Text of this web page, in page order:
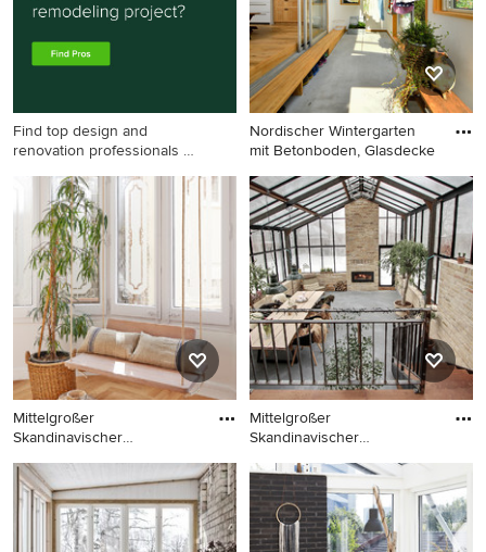
Find top design and
renovation professionals on
Nordischer Wintergarten
mit Betonboden, Glasdecke
Nordischer Wintergarten mit
Betonboden, Glasdecke und
grauem Boden in Tokio
Mittelgroßer
Skandinavischer
Mittelgroßer Skandinavischer
Wintergarten mit hellem
Holzboden und normaler
Decke in Barcelona
Mittelgroßer
Skandinavischer
Mittelgroßer Skandinavischer
Wintergarten in Aalborg